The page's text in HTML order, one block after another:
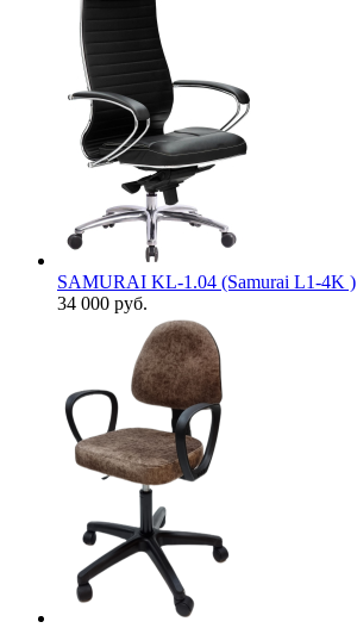
SAMURAI KL-1.04 (Samurai L1-4K )
34 000 руб.